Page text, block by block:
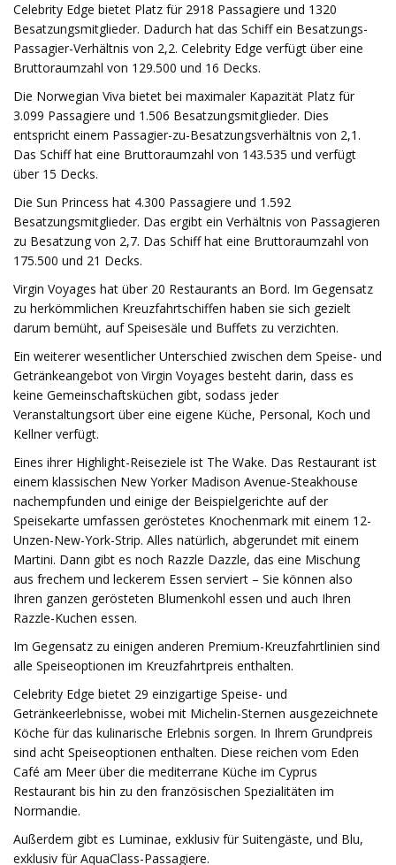
Celebrity Edge bietet Platz für 2918 Passagiere und 1320
Besatzungsmitglieder. Dadurch hat das Schiff ein Besatzungs-
Passagier-Verhältnis von 2,2. Celebrity Edge verfügt über eine
Bruttoraumzahl von 129.500 und 16 Decks.
Die Norwegian Viva bietet bei maximaler Kapazität Platz für
3.099 Passagiere und 1.506 Besatzungsmitglieder. Dies
entspricht einem Passagier-zu-Besatzungsverhältnis von 2,1.
Das Schiff hat eine Bruttoraumzahl von 143.535 und verfügt
über 15 Decks.
Die Sun Princess hat 4.300 Passagiere und 1.592
Besatzungsmitglieder. Das ergibt ein Verhältnis von Passagieren
zu Besatzung von 2,7. Das Schiff hat eine Bruttoraumzahl von
175.500 und 21 Decks.
Virgin Voyages hat über 20 Restaurants an Bord. Im Gegensatz
zu herkömmlichen Kreuzfahrtschiffen haben sie sich gezielt
darum bemüht, auf Speisesäle und Buffets zu verzichten.
Ein weiterer wesentlicher Unterschied zwischen dem Speise- und
Getränkeangebot von Virgin Voyages besteht darin, dass es
keine Gemeinschaftsküchen gibt, sodass jeder
Veranstaltungsort über eine eigene Küche, Personal, Koch und
Kellner verfügt.
Eines ihrer Highlight-Reiseziele ist The Wake. Das Restaurant ist
einem klassischen New Yorker Madison Avenue-Steakhouse
nachempfunden und einige der Beispielgerichte auf der
Speisekarte umfassen geröstetes Knochenmark mit einem 12-
Unzen-New-York-Strip. Alles natürlich, abgerundet mit einem
Martini. Dann gibt es noch Razzle Dazzle, das eine Mischung
aus frechem und leckerem Essen serviert – Sie können also
Ihren ganzen gerösteten Blumenkohl essen und auch Ihren
Razzle-Kuchen essen.
Im Gegensatz zu einigen anderen Premium-Kreuzfahrtlinien sind
alle Speiseoptionen im Kreuzfahrtpreis enthalten.
Celebrity Edge bietet 29 einzigartige Speise- und
Getränkeerlebnisse, wobei mit Michelin-Sternen ausgezeichnete
Köche für das kulinarische Erlebnis sorgen. In Ihrem Grundpreis
sind acht Speiseoptionen enthalten. Diese reichen vom Eden
Café am Meer über die mediterrane Küche im Cyprus
Restaurant bis hin zu den französischen Spezialitäten im
Normandie.
Außerdem gibt es Luminae, exklusiv für Suitengäste, und Blu,
exklusiv für AquaClass-Passagiere.